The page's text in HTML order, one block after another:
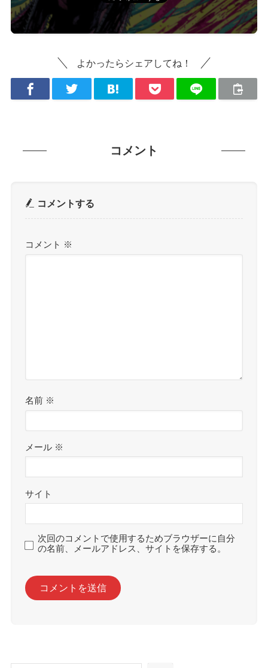
よかったらシェアしてね！
コメント
コメントする
コメント ※
名前 ※
メール ※
サイト
次回のコメントで使用するためブラウザーに自分
の名前、メールアドレス、サイトを保存する。